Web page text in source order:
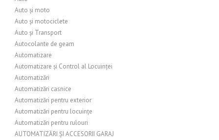
Auto și moto
Auto și motociclete
Auto și Transport
Autocolante de geam
Automatizare
Automatizare și Control al Locuinței
Automatizări
Automatizări casnice
Automatizări pentru exterior
Automatizări pentru locuințe
Automatizări pentru rulouri
AUTOMATIZĂRI ȘI ACCESORII GARAJ